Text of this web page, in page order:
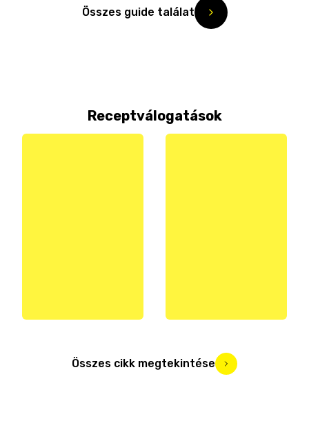
Összes guide találat
Receptválogatások
Összes cikk megtekintése